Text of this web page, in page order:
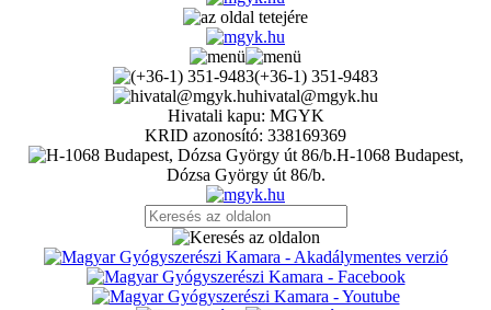
(+36-1) 351-9483
hivatal@mgyk.hu
Hivatali kapu: MGYK
KRID azonosító: 338169369
H-1068 Budapest,
Dózsa György út 86/b.